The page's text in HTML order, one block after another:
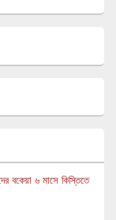
বকেয়া ৬ মাসে কিস্তিতে